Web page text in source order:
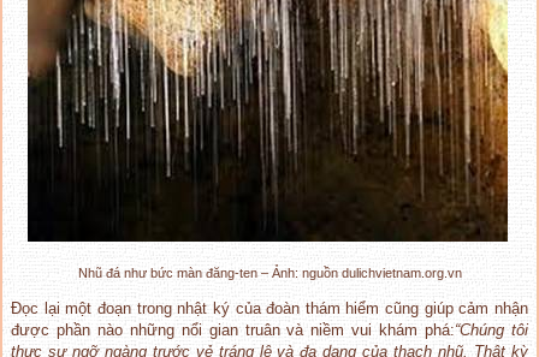
Nhũ đá như bức màn đăng-ten – Ảnh: nguồn dulichvietnam.org.vn
Đọc lại một đoạn trong nhật ký của đoàn thám hiểm cũng giúp cảm nhận
được phần nào những nổi gian truân và niềm vui khám phá:“Chúng tôi
thực sự ngỡ ngàng trước vẻ tráng lệ và đa dạng của thạch nhũ. Thật kỳ